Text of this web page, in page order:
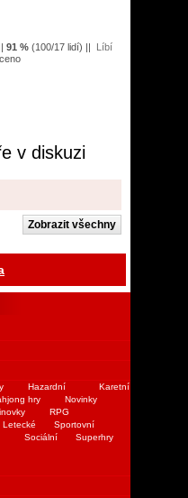
|| 91 % (100/17 lidí) ||
v diskuzi
Hazardní
Karetní
hry
Novinky
RPG
Letecké
Sportovní
Sociální
Superhry